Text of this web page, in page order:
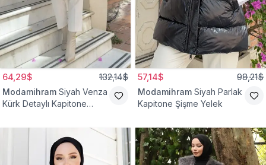
64,29$ 132,14$
Modamihram Siyah Venza
Kürk Detaylı Kapitone
57,14$ 98,21$
Modamihram Siyah Parlak
Kapitone Şişme Yelek